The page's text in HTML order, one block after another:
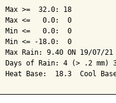
Max >=  32.0: 18
Max <=   0.0:  0
Min <=   0.0:  0
Min <= -18.0:  0
Max Rain: 9.40 ON 19/07/21
Days of Rain: 4 (> .2 mm)